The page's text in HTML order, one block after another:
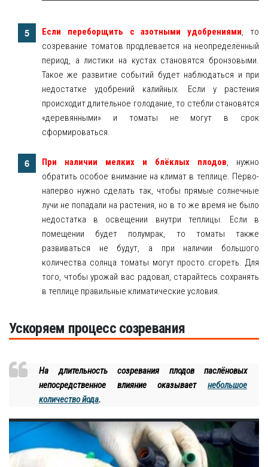
Если переборщить с азотными удобрениями, то
созревание томатов продлевается на неопределённый
период, а листики на кустах становятся бронзовыми.
Такое же развитие событий будет наблюдаться и при
недостатке удобрений калийных. Если у растения
происходит длительное голодание, то стебли становятся
«деревянными» и томаты не могут в срок
сформироваться.
При наличии мелких и блёклых плодов, нужно
обратить особое внимание на климат в теплице. Перво-
наперво нужно сделать так, чтобы прямые солнечные
лучи не попадали на растения, но в то же время не было
недостатка в освещении внутри теплицы. Если в
помещении будет полумрак, то томаты также
развиваться не будут, а при наличии большого
количества солнца томаты могут просто сгореть. Для
того, чтобы урожай вас радовал, старайтесь сохранять
в теплице правильные климатические условия.
Ускоряем процесс созревания
На длительность созревания плодов паслёновых
непосредственное влияние оказывает небольшое
количество йода.